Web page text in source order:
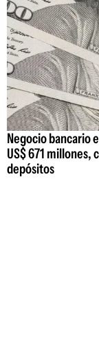
Negocio bancario
US$ 671 millones,
depósitos